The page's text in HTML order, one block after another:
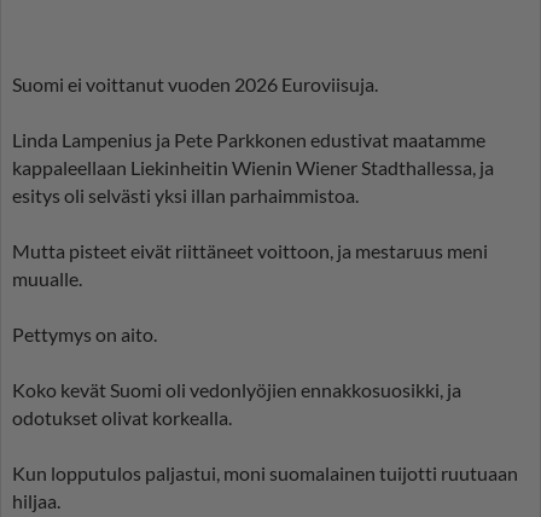
Suomi ei voittanut vuoden 2026 Euroviisuja.
Linda Lampenius ja Pete Parkkonen edustivat maatamme
kappaleellaan Liekinheitin Wienin Wiener Stadthallessa, ja
esitys oli selvästi yksi illan parhaimmistoa.
Mutta pisteet eivät riittäneet voittoon, ja mestaruus meni
muualle.
Pettymys on aito.
Koko kevät Suomi oli vedonlyöjien ennakkosuosikki, ja
odotukset olivat korkealla.
Kun lopputulos paljastui, moni suomalainen tuijotti ruutuaan
hiljaa.